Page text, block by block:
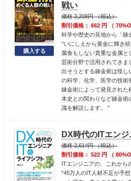
戦い
価格 2,208円 （税込）
割引価格： 662 円 （
科学や歴史の見地から「錬
"いにしえから黄金に輝き
腐食もしない貴重な金属と
芸術分野で活用されてきま
出そうとする錬金術は怪し
の科学、化学、医学の技術
錬金術によって発見された
本史との関わりなど錬金術
識を解説します。 "
DX時代のITエン
価格 2,614円 （税込）
割引価格： 522 円 （
ITエンジニアの、これから
"45万人のIT人材不足が予